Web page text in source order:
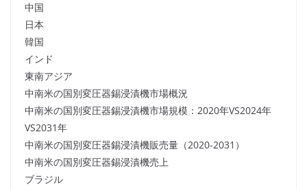
中国
日本
韓国
インド
東南アジア
中南米の国別変圧器錫浸漬機市場概況
中南米の国別変圧器錫浸漬機市場規模：2020年VS2024年
VS2031年
中南米の国別変圧器錫浸漬機販売量（2020-2031）
中南米の国別変圧器錫浸漬機売上
ブラジル